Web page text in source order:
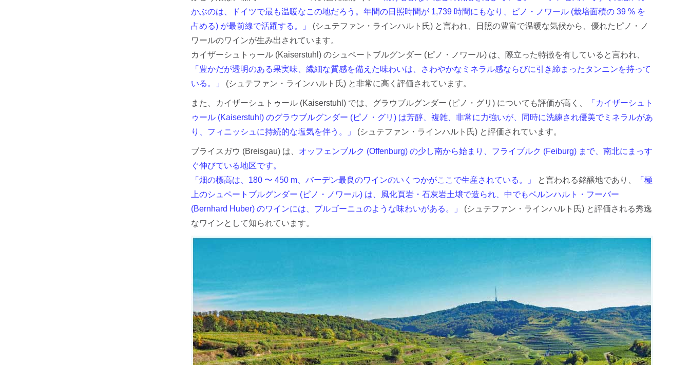
かぶのは、ドイツで最も温暖なこの地だろう。年間の日照時間が 1,739 時間にもなり、ピノ・ノワール (栽培面積の 39 % を
占める) が最前線で活躍する。」
(シュテファン・ラインハルト氏) と言われ、日照の豊富で温暖な気候から、優れたピノ・ノ
ワールのワインが生み出されています。
カイザーシュトゥール (Kaiserstuhl) のシュペートブルグンダー (ピノ・ノワール) は、際立った特徴を有していると言われ、
「豊かだが透明のある果実味、繊細な質感を備えた味わいは、さわやかなミネラル感ならびに引き締まったタンニンを持って
いる。」
(シュテファン・ラインハルト氏) と非常に高く評価されています。
また、カイザーシュトゥール (Kaiserstuhl) では、グラウブルグンダー (ピノ・グリ) についても評価が高く、
「カイザーシュト
ゥール (Kaiserstuhl) のグラウブルグンダー (ピノ・グリ) は芳醇、複雑、非常に力強いが、同時に洗練され優美でミネラルがあ
り、フィニッシュに持続的な塩気を伴う。」
(シュテファン・ラインハルト氏) と評価されています。
ブライスガウ (Breisgau) は、 オッフェンブルク (Offenburg) の少し南から始まり、フライブルク (Feiburg) まで、南北にまっす
ぐ伸びている地区です。
「畑の標高は、180 〜 450 m、バーデン最良のワインのいくつかがここで生産されている。」
と言われる銘醸地であり、
「極
上のシュペートブルグンダー (ピノ・ノワール) は、風化頁岩・石灰岩土壌で造られ、中でもベルンハルト・フーバー
(Bernhard Huber) のワインには、ブルゴーニュのような味わいがある。」
(シュテファン・ラインハルト氏) と評価される秀逸
なワインとして知られています。